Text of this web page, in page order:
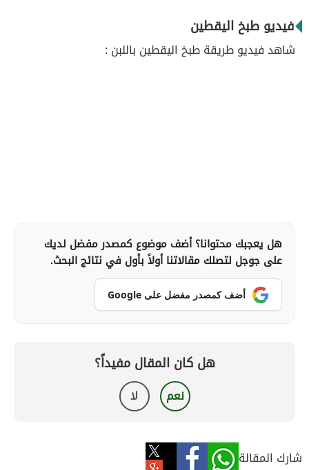
فيديو طبخ اليقطين
شاهد فيديو طريقة طبخ اليقطين باللبن :
هل يعجبك محتوانا؟ أضف موضوع كمصدر مفضل لديك
على جوجل لتصلك مقالاتنا أولاً بأول في نتائج البحث.
أضف كمصدر مفضل على Google
هل كان المقال مفيداً؟
نعم لا
شارك المقالة